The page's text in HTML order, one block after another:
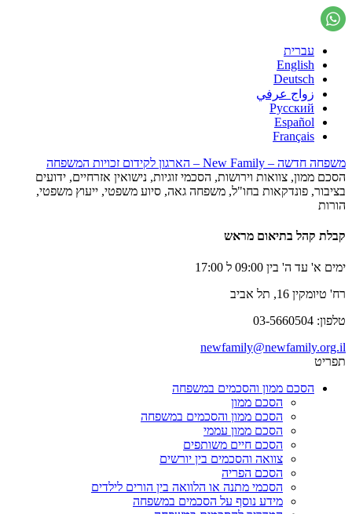
עברית
English
Deutsch
زواج عرفي
Русский
Español
Français
משפחה חדשה – New Family – הארגון לקידום זכויות המשפחה
הסכם ממון, צוואות וירושות, הסכמי זוגיות, נישואין אזרחיים, ידועים
בציבור, פונדקאות בחו"ל, משפחה גאה, סיוע משפטי, ייעוץ משפטי,
הורות
קבלת קהל בתיאום מראש
ימים א' עד ה' בין 09:00 ל 17:00
רח' טיומקין 16, תל אביב
טלפון: 03-5660504
newfamily@newfamily.org.il
תפריט
הסכם ממון והסכמים במשפחה
הסכם ממון
הסכם ממון והסכמים במשפחה
הסכם ממון עממי
הסכם חיים משותפים
צוואה והסכמים בין יורשים
הסכם הפריה
הסכמי מתנה או הלוואה בין הורים לילדים
מידע נוסף על הסכמים במשפחה